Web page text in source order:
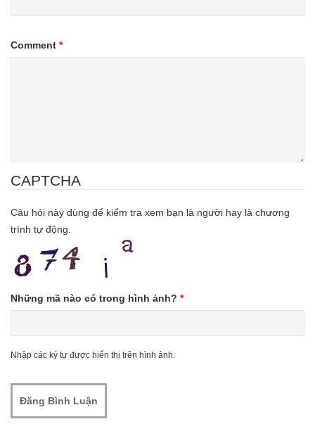
Comment *
CAPTCHA
Câu hỏi này dùng để kiểm tra xem bạn là người hay là chương
trình tự động.
Những mã nào có trong hình ảnh? *
Nhập các ký tự được hiển thị trên hình ảnh.